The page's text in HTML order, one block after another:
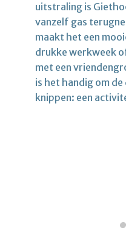
uitstraling is
vanzelf gas
maakt het een
drukke werkweek
met een
is het handig om
knippen: een